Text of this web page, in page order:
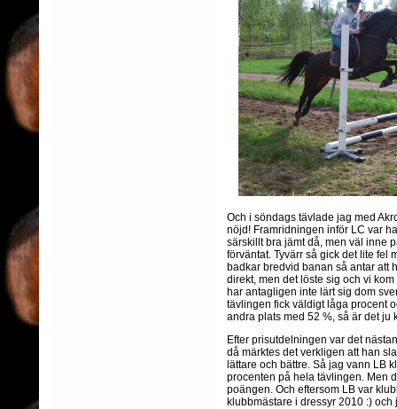
Och i söndags tävlade jag med
nöjd! Framridningen inför LC var
särskillt bra jämt då, men väl inne
förväntat. Tyvärr så gick det lite fel
badkar bredvid banan så antar att
direkt, men det löste sig och vi
har antagligen inte lärt sig dom
tävlingen fick väldigt låga procent
andra plats med 52 %, så är det ju
Efter prisutdelningen var det
då märktes det verkligen att han
lättare och bättre. Så jag vann LB
procenten på hela tävlingen. Men
poängen. Och eftersom LB var
klubbmästare i dressyr 2010 :) och